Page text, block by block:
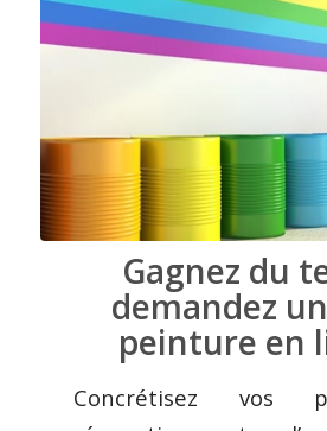
Gagnez du
demandez
peinture en
Concrétisez vos